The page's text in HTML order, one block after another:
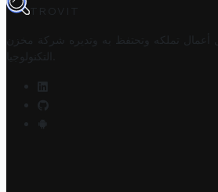
TROVIT
أعمال تملكه وتحتفظ به وتديره
شركة مخزن
التكنولوجيا